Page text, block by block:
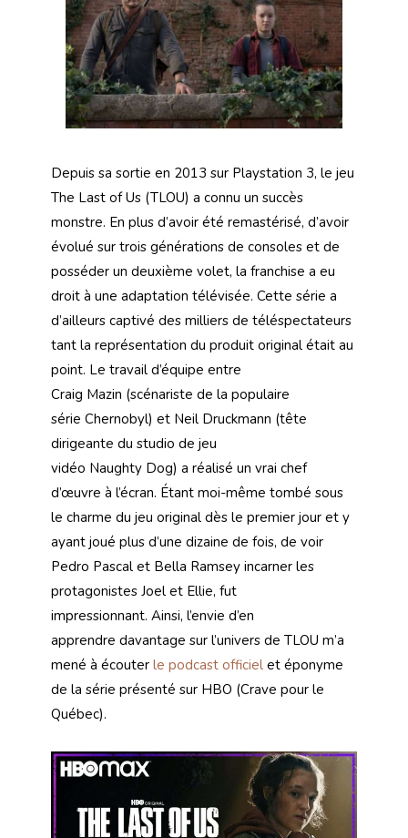
Depuis sa sortie en 2013 sur Playstation 3, le jeu
The Last of Us (TLOU) a connu un succès
monstre. En plus d’avoir été remastérisé, d’avoir
évolué sur trois générations de consoles et de
posséder un deuxième volet, la franchise a eu
droit à une adaptation télévisée. Cette série a
d’ailleurs captivé des milliers de téléspectateurs
tant la représentation du produit original était au
point. Le travail d’équipe entre
Craig Mazin (scénariste de la populaire
série Chernobyl) et Neil Druckmann (tête
dirigeante du studio de jeu
vidéo Naughty Dog) a réalisé un vrai chef
d’œuvre à l’écran. Étant moi-même tombé sous
le charme du jeu original dès le premier jour et y
ayant joué plus d’une dizaine de fois, de voir
Pedro Pascal et Bella Ramsey incarner les
protagonistes Joel et Ellie, fut
impressionnant. Ainsi, l’envie d’en
apprendre davantage sur l’univers de TLOU m’a
mené à écouter le podcast officiel et éponyme
de la série présenté sur HBO (Crave pour le
Québec).